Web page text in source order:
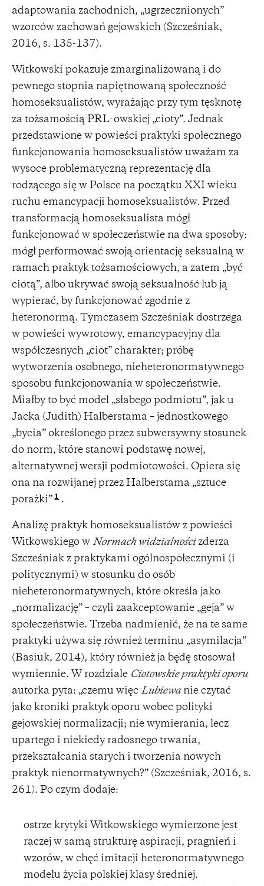
adaptowania zachodnich, „ugrzecznionych”
wzorców zachowań gejowskich (Szcześniak,
2016, s. 135-137).
Witkowski pokazuje zmarginalizowaną i do
pewnego stopnia napiętnowaną społeczność
homoseksualistów, wyrażając przy tym tęsknotę
za tożsamością PRL-owskiej „cioty”. Jednak
przedstawione w powieści praktyki społecznego
funkcjonowania homoseksualistów uważam za
wysoce problematyczną reprezentację dla
rodzącego się w Polsce na początku XXI wieku
ruchu emancypacji homoseksualistów. Przed
transformacją homoseksualista mógł
funkcjonować w społeczeństwie na dwa sposoby:
mógł performować swoją orientację seksualną w
ramach praktyk tożsamościowych, a zatem „być
ciotą”, albo ukrywać swoją seksualność lub ją
wypierać, by funkcjonować zgodnie z
heteronormą. Tymczasem Szcześniak dostrzega
w powieści wywrotowy, emancypacyjny dla
współczesnych „ciot” charakter; próbę
wytworzenia osobnego, nieheteronormatywnego
sposobu funkcjonowania w społeczeństwie.
Miałby to być model „słabego podmiotu”, jak u
Jacka (Judith) Halberstama – jednostkowego
„bycia” określonego przez subwersywny stosunek
do norm, które stanowi podstawę nowej,
alternatywnej wersji podmiotowości. Opiera się
ona na rozwijanej przez Halberstama „sztuce
porażki” 1 .
Analizę praktyk homoseksualistów z powieści
Witkowskiego w Normach widzialnościzderza
Szcześniak z praktykami ogólnospołecznymi (i
politycznymi) w stosunku do osób
nieheteronormatywnych, które określa jako
„normalizację” – czyli zaakceptowanie „geja” w
społeczeństwie. Trzeba nadmienić, że na te same
praktyki używa się również terminu „asymilacja”
(Basiuk, 2014), który również ja będę stosował
wymiennie. W rozdziale Ciotowskie praktyki oporu
autorka pyta: „czemu więc Lubiewanie czytać
jako kroniki praktyk oporu wobec polityki
gejowskiej normalizacji; nie wymierania, lecz
upartego i niekiedy radosnego trwania,
przekształcania starych i tworzenia nowych
praktyk nienormatywnych?” (Szcześniak, 2016, s.
261). Po czym dodaje:
ostrze krytyki Witkowskiego wymierzone jest
raczej w samą strukturę aspiracji, pragnień i
wzorów, w chęć imitacji heteronormatywnego
modelu życia polskiej klasy średniej.